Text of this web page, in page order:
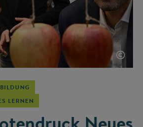
©
LERNEN